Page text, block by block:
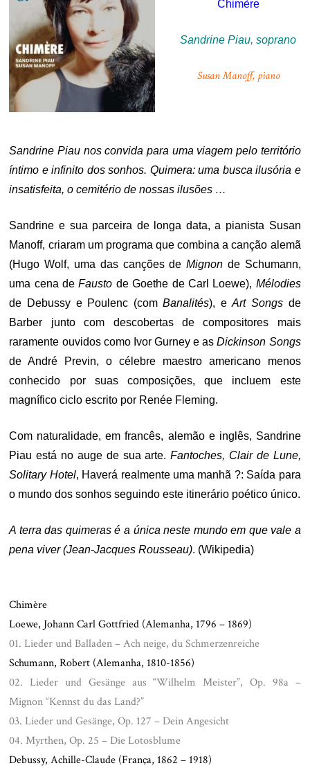
Chimère
Sandrine Piau, soprano
Susan Manoff, piano
Sandrine Piau nos convida para uma viagem pelo território
íntimo e infinito dos sonhos. Quimera: uma busca ilusória e
insatisfeita, o cemitério de nossas ilusões …
Sandrine e sua parceira de longa data, a pianista Susan
Manoff, criaram um programa que combina a canção alemã
(Hugo Wolf, uma das canções deMignon de Schumann,
uma cena deFausto de Goethe de Carl Loewe), Mélodies
de Debussy e Poulenc (comBanalités), eArt Songs de
Barber junto com descobertas de compositores mais
raramente ouvidos como Ivor Gurney e asDickinson Songs
de André Previn, o célebre maestro americano menos
conhecido por suas composições, que incluem este
magnífico ciclo escrito por Renée Fleming.
Com naturalidade, em francês, alemão e inglês, Sandrine
Piau está no auge de sua arte.Fantoches, Clair de Lune,
Solitary Hotel, Haverá realmente uma manhã ?: Saída para
o mundo dos sonhos seguindo este itinerário poético único.
A terra das quimeras é a única neste mundo em que vale a
pena viver (Jean-Jacques Rousseau). (Wikipedia)
Chimère
Loewe, Johann Carl Gottfried (Alemanha, 1796 – 1869)
01. Lieder und Balladen – Ach neige, du Schmerzenreiche
Schumann, Robert (Alemanha, 1810-1856)
02. Lieder und Gesänge aus “Wilhelm Meister”, Op. 98a –
Mignon “Kennst du das Land?”
03. Lieder und Gesänge, Op. 127 – Dein Angesicht
04. Myrthen, Op. 25 – Die Lotosblume
Debussy, Achille-Claude (França, 1862 – 1918)